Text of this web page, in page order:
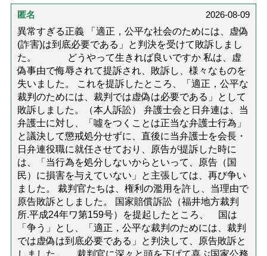
匿名
2026-08-09
異常すぎる正義 「適正，公平な社会のためには、虚偽
(詐害)は到底必要である」と判決を受けて敗訴しまし
た。 どうやって生きれば良いですか 私は、虚
偽事由で侮辱されて提訴され、敗訴し、様々なものを
失いました。 これを提訴したところ、「適正，公平な
裁判のためには、裁判では虚偽は必要である」として
敗訴しました。（本人訴訟） 弁護士会と日弁連は、当
弁護士に対し、「噓をつくことは正当な弁護士行為」
と議決して懲戒処分せずに、直後に当弁護士を会長・
日弁連役職に就任させており、原告が提訴した時に
は、「当行為を処分しないからといって、原告（国
民）に損害を与えていない」と主張しては、再び争い
ました。 裁判官たちは、権利の濫用を許し、当理由で
原告敗訴としました。 国家賠償訴訟（福井地方裁判
所.平成24年ワ第159号）を提起したところ、 国は
「争う」とし、「適正，公平な裁判のためには、裁判
では虚偽は到底必要である」と判決して、原告敗訴と
しました。 裁判官に深々と頭を下げて喜ぶ国家公務